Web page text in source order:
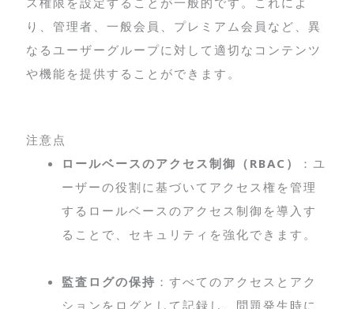
り、管理者、一般会員、プレミアム会員など、異
なるユーザーグループに対して適切なコンテンツ
や機能を提供することができます。
注意点
ロールベースのアクセス制御（RBAC）
：ユ
ーザーの役割に基づいてアクセス権を管理
するロールベースのアクセス制御を導入す
ることで、セキュリティを強化できます。
監査ログの保持 ：すべてのアクセスとアク
ションをログとして記録し、問題発生時に